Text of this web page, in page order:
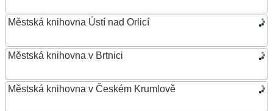
Městská knihovna Ústí nad Orlicí
Městská knihovna v Brtnici
Městská knihovna v Českém Krumlově